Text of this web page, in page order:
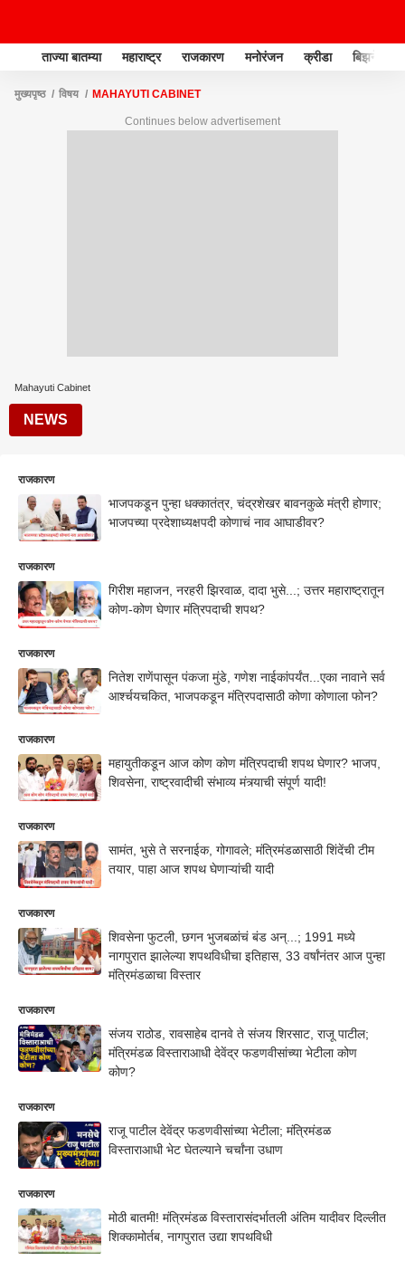
ताज्या बातम्या महाराष्ट्र राजकारण मनोरंजन क्रीडा बिझनेस
मुख्यपृष्ठ विषय MAHAYUTI CABINET
Continues below advertisement
Mahayuti Cabinet
NEWS
राजकारण
भाजपकडून पुन्हा धक्कातंत्र, चंद्रशेखर बावनकुळे मंत्री होणार;
भाजपच्या प्रदेशाध्यक्षपदी कोणाचं नाव आघाडीवर?
राजकारण
गिरीश महाजन, नरहरी झिरवाळ, दादा भुसे...; उत्तर महाराष्ट्रातून
कोण-कोण घेणार मंत्रि‍पदाची शपथ?
राजकारण
नितेश राणेंपासून पंकजा मुंडे, गणेश नाईकांपर्यंत...एका नावाने सर्व
आर्श्चयचकित, भाजपकडून मंत्रिपदासाठी कोणा कोणाला फोन?
राजकारण
महायुतीकडून आज कोण कोण मंत्रि‍पदाची शपथ घेणार? भाजप,
शिवसेना, राष्ट्रवादीची संभाव्य मंत्र्याची संपूर्ण यादी!
राजकारण
सामंत, भुसे ते सरनाईक, गोगावले; मंत्रिमंडळासाठी शिंदेंची टीम
तयार, पाहा आज शपथ घेणाऱ्यांची यादी
राजकारण
शिवसेना फुटली, छगन भुजबळांचं बंड अन्...; 1991 मध्ये
नागपुरात झालेल्या शपथविधीचा इतिहास, 33 वर्षांनंतर आज पुन्हा
मंत्रिमंडळाचा विस्तार
राजकारण
संजय राठोड, रावसाहेब दानवे ते संजय शिरसाट, राजू पाटील;
मंत्रिमंडळ विस्ताराआधी देवेंद्र फडणवीसांच्या भेटीला कोण
कोण?
राजकारण
राजू पाटील देवेंद्र फडणवीसांच्या भेटीला; मंत्रिमंडळ
विस्ताराआधी भेट घेतल्याने चर्चांना उधाण
राजकारण
मोठी बातमी! मंत्रिमंडळ विस्तारासंदर्भातली अंतिम यादीवर दिल्लीत
शिक्कामोर्तब, नागपुरात उद्या शपथविधी